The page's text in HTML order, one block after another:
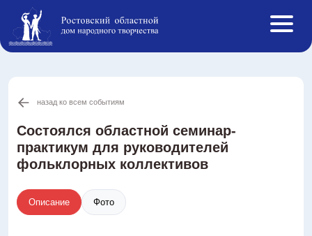
События ОДНТ
Студии и кружки
Творческие коллективы
Инклюзивная творческая лаборатория
Конкурсы РФ
назад ко всем событиям
Состоялся областной семинар-
практикум для руководителей
фольклорных коллективов
Описание Фото